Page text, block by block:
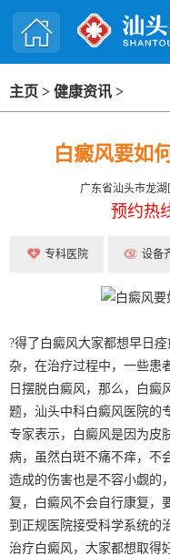
主页 > 健康资讯 >
白癜风要如
广东省汕头市龙
预约热
专科医院 设备
?得了白癜风大家都想早日
杂，在治疗过程中，一些患
日摆脱白癜风，那么，白癜
题，汕头中科白癜风医院的
专家表示，白癜风是因为皮
病，虽然白斑不痛不痒，不
造成的伤害也是不容小觑的
复，白癜风不会自行康复，
到正规医院接受科学系统的
治疗白癜风，大家都想取得